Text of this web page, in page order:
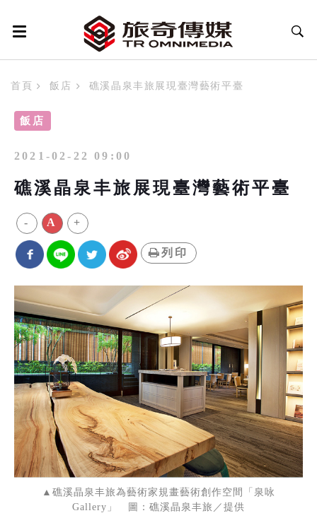
首頁 飯店 礁溪晶泉丰旅展現臺灣藝術平臺
飯店
2021-02-22 09:00
礁溪晶泉丰旅展現臺灣藝術平臺
- A +
列印
▲礁溪晶泉丰旅為藝術家規畫藝術創作空間「泉咏
Gallery」 圖：礁溪晶泉丰旅／提供